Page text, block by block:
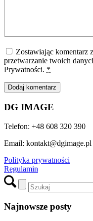
Zostawiając komentarz
przetwarzanie twoich
Prywatności. *
DG IMAGE
Telefon: +48 608 320 390
Email: kontakt@dgimage.pl
Polityka prywatności
Regulamin
Najnowsze posty